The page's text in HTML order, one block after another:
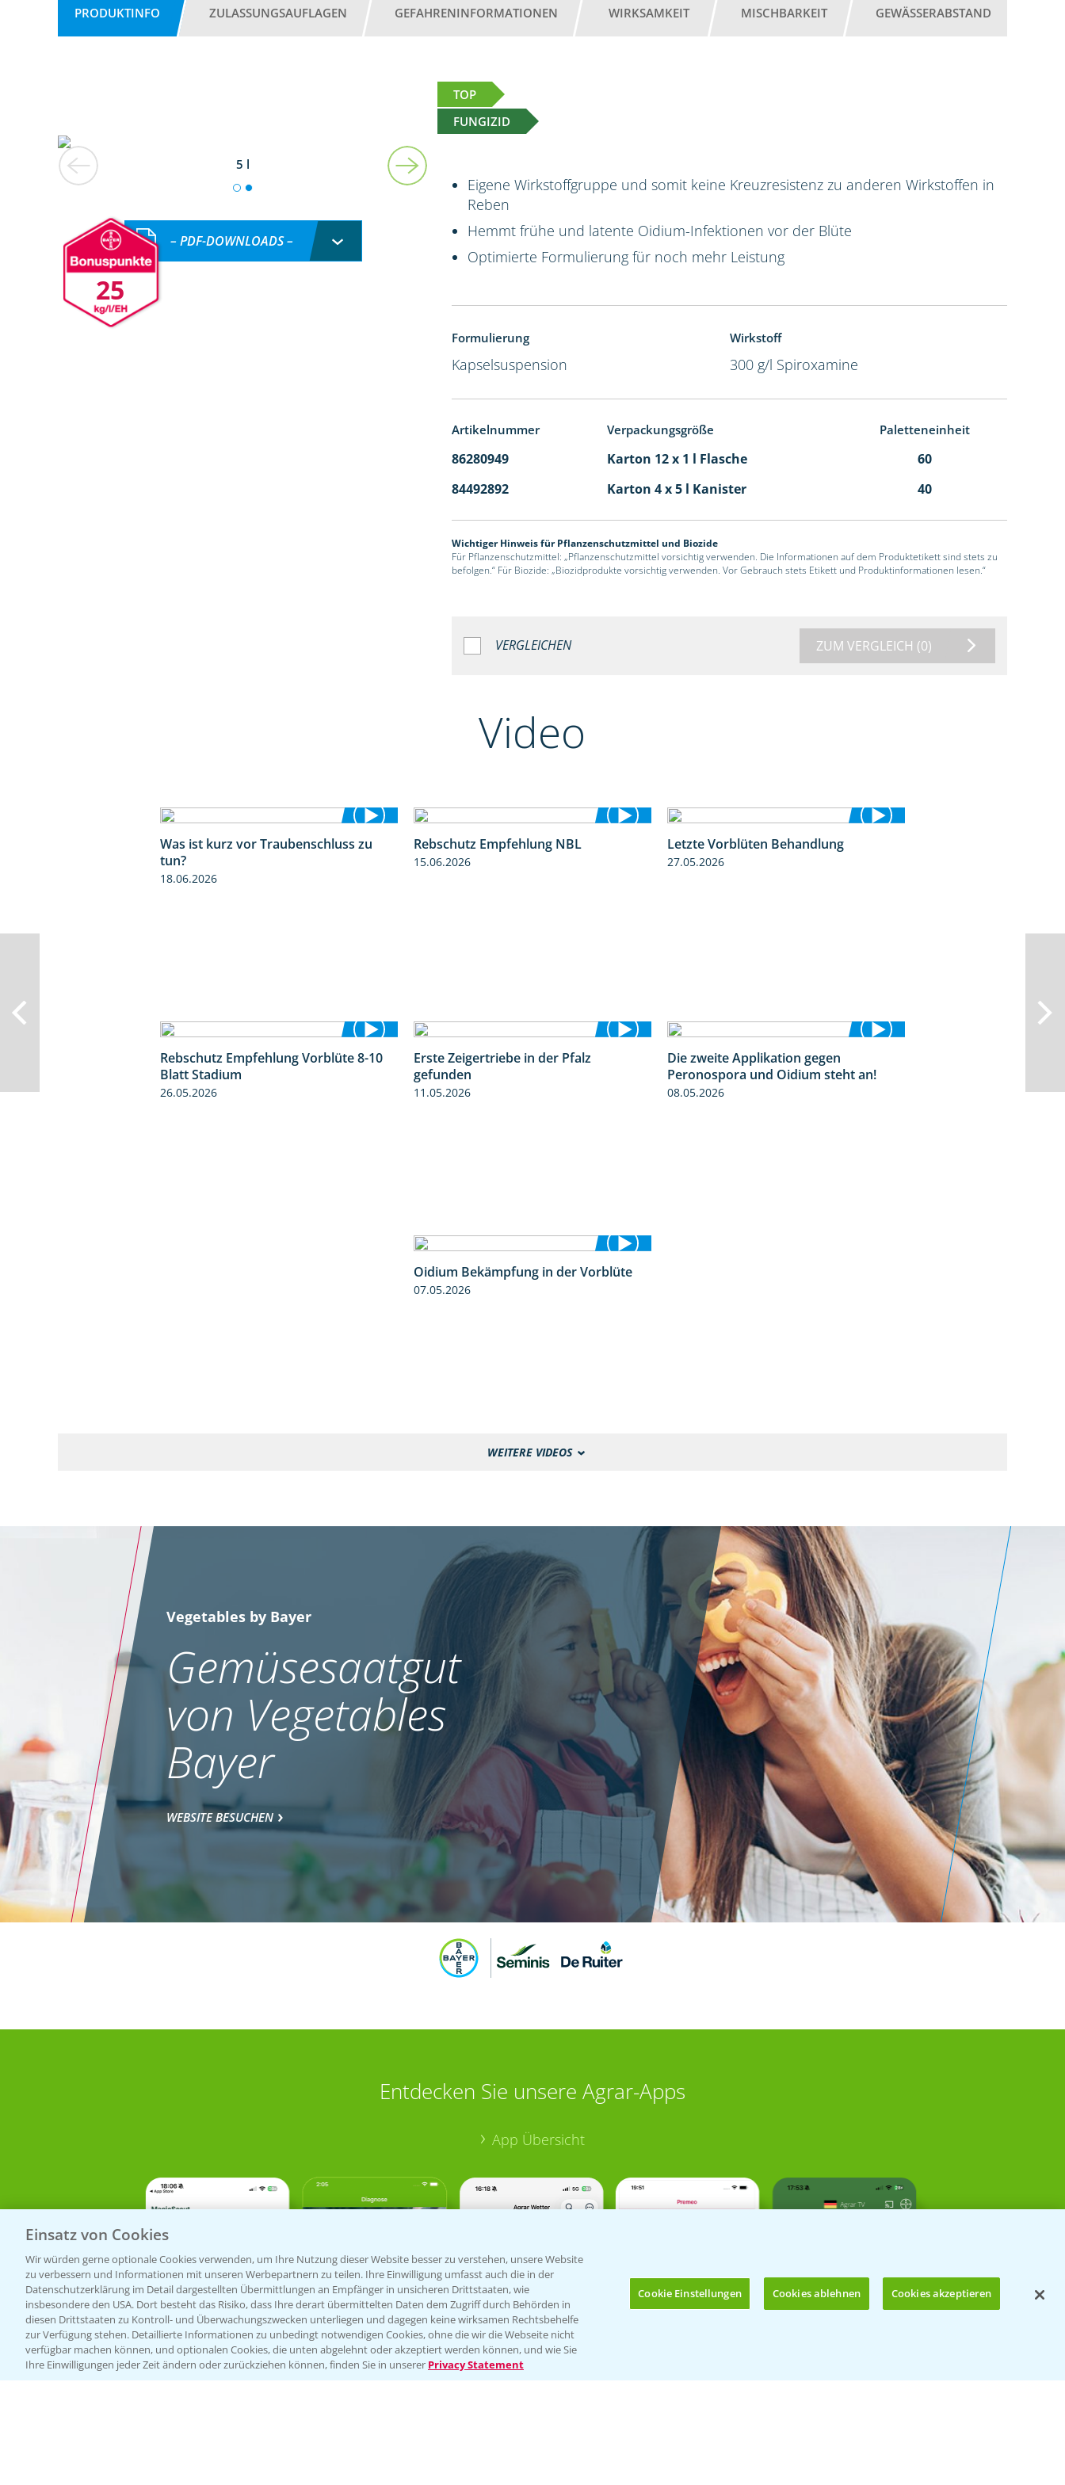
PRODUKTINFO ZULASSUNGSAUFLAGEN GEFAHRENINFORMATIONEN WIRKSAMKEIT MISCHBARKEIT GEWÄSSERABSTAND
TOP
FUNGIZID
5 l
25
– PDF-DOWNLOADS –
Eigene Wirkstoffgruppe und somit keine Kreuzresistenz zu anderen Wirkstoffen in
Reben
Hemmt frühe und latente Oidium-Infektionen vor der Blüte
Optimierte Formulierung für noch mehr Leistung
Formulierung
Kapselsuspension
Wirkstoff
300 g/l Spiroxamine
Artikelnummer Verpackungsgröße Paletteneinheit
86280949 Karton 12 x 1 l Flasche
60
84492892
Karton 4 x 5 l Kanister 40
Wichtiger Hinweis für Pflanzenschutzmittel und Biozide
Für Pflanzenschutzmittel: „Pflanzenschutzmittel vorsichtig verwenden. Die Informationen auf dem Produktetikett sind stets zu
befolgen.“ Für Biozide: „Biozidprodukte vorsichtig verwenden. Vor Gebrauch stets Etikett und Produktinformationen lesen.“
VERGLEICHEN ZUM VERGLEICH (0)
Video
5:04
Was ist kurz vor Traubenschluss zu
tun?
18.06.2026
Rebschutz Empfehlung NBL
15.06.2026
Letzte Vorblüten Behandlung
27.05.2026
1:55
Rebschutz Empfehlung Vorblüte 8-10
Blatt Stadium
26.05.2026
Erste Zeigertriebe in der Pfalz
gefunden
11.05.2026
Die zweite Applikation gegen
Peronospora und Oidium steht an!
08.05.2026
4:07
Oidium Bekämpfung in der Vorblüte
07.05.2026
WEITERE VIDEOS
Bis zu 4 Produkte vergleichen:
Vegetables by Bayer
Gemüsesaatgut
von Vegetables
Bayer
WEBSITE BESUCHEN
Entdecken Sie unsere Agrar-Apps
App Übersicht
Einsatz von Cookies
Wir würden gerne optionale Cookies verwenden, um Ihre Nutzung dieser Website besser zu verstehen, unsere Website
zu verbessern und Informationen mit unseren Werbepartnern zu teilen. Ihre Einwilligung umfasst auch die in der
Datenschutzerklärung im Detail dargestellten Übermittlungen an Empfänger in unsicheren Drittstaaten, wie
insbesondere den USA. Dort besteht das Risiko, dass Ihre derart übermittelten Daten dem Zugriff durch Behörden in
diesen Drittstaaten zu Kontroll- und Überwachungszwecken unterliegen und dagegen keine wirksamen Rechtsbehelfe
zur Verfügung stehen. Detaillierte Informationen zu unbedingt notwendigen Cookies, ohne die wir die Webseite nicht
verfügbar machen können, und optionalen Cookies, die unten abgelehnt oder akzeptiert werden können, und wie Sie
Ihre Einwilligungen jeder Zeit ändern oder zurückziehen können, finden Sie in unserer Privacy Statement
Cookie Einstellungen Cookies ablehnen Cookies akzeptieren